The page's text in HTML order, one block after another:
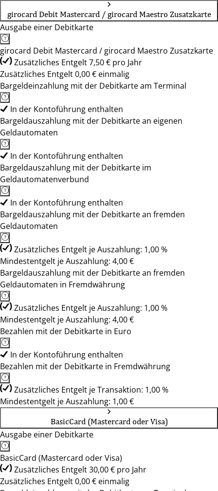
girocard Debit Mastercard / girocard Maestro Zusatzkarte
Ausgabe einer Debitkarte
girocard Debit Mastercard / girocard Maestro Zusatzkarte
Zusätzliches Entgelt 7,50 € pro Jahr
Zusätzliches Entgelt 0,00 € einmalig
Bargeldeinzahlung mit der Debitkarte am Terminal
In der Kontoführung enthalten
Bargeldauszahlung mit der Debitkarte an eigenen
Geldautomaten
In der Kontoführung enthalten
Bargeldauszahlung mit der Debitkarte im
Geldautomatenverbund
In der Kontoführung enthalten
Bargeldauszahlung mit der Debitkarte an fremden
Geldautomaten
Zusätzliches Entgelt je Auszahlung: 1,00 %
Mindestentgelt je Auszahlung: 4,00 €
Bargeldauszahlung mit der Debitkarte an fremden
Geldautomaten in Fremdwährung
Zusätzliches Entgelt je Auszahlung: 1,00 %
Mindestentgelt je Auszahlung: 4,00 €
Bezahlen mit der Debitkarte in Euro
In der Kontoführung enthalten
Bezahlen mit der Debitkarte in Fremdwährung
Zusätzliches Entgelt je Transaktion: 1,00 %
Mindestentgelt je Auszahlung: 1,00 €
BasicCard (Mastercard oder Visa)
Ausgabe einer Debitkarte
BasicCard (Mastercard oder Visa)
Zusätzliches Entgelt 30,00 € pro Jahr
Zusätzliches Entgelt 0,00 € einmalig